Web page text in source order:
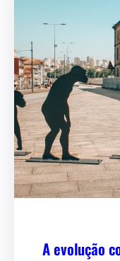
A evolução